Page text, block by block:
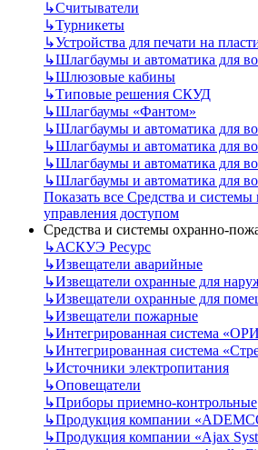
↳Считыватели
↳Турникеты
↳Устройства для печати на
↳Шлагбаумы и автоматика для
↳Шлюзовые кабины
↳Типовые решения СКУД
↳Шлагбаумы «Фантом»
↳Шлагбаумы и автоматика для
↳Шлагбаумы и автоматика для
↳Шлагбаумы и автоматика для
↳Шлагбаумы и автоматика для
Показать все Средства и системы
управления доступом
Средства и системы охранно-
↳АСКУЭ Ресурс
↳Извещатели аварийные
↳Извещатели охранные для
↳Извещатели охранные для
↳Извещатели пожарные
↳Интегрированная система
↳Интегрированная система
↳Источники электропитания
↳Оповещатели
↳Приборы приемно-контрольные
↳Продукция компании
↳Продукция компании «Ajax